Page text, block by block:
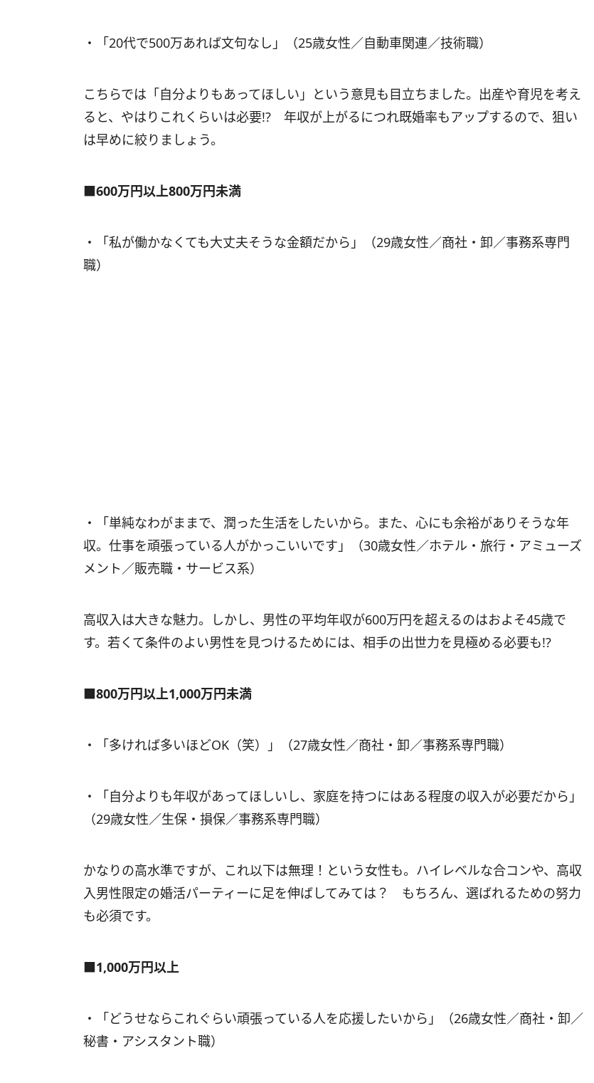
・「20代で500万あれば文句なし」（25歳女性／自動車関連／技術職）
こちらでは「自分よりもあってほしい」という意見も目立ちました。出産や育児を考え
ると、やはりこれくらいは必要!? 年収が上がるにつれ既婚率もアップするので、狙い
は早めに絞りましょう。
■600万円以上800万円未満
・「私が働かなくても大丈夫そうな金額だから」（29歳女性／商社・卸／事務系専門
職）
・「単純なわがままで、潤った生活をしたいから。また、心にも余裕がありそうな年
収。仕事を頑張っている人がかっこいいです」（30歳女性／ホテル・旅行・アミューズ
メント／販売職・サービス系）
高収入は大きな魅力。しかし、男性の平均年収が600万円を超えるのはおよそ45歳で
す。若くて条件のよい男性を見つけるためには、相手の出世力を見極める必要も!?
■800万円以上1,000万円未満
・「多ければ多いほどOK（笑）」（27歳女性／商社・卸／事務系専門職）
・「自分よりも年収があってほしいし、家庭を持つにはある程度の収入が必要だから」
（29歳女性／生保・損保／事務系専門職）
かなりの高水準ですが、これ以下は無理！という女性も。ハイレベルな合コンや、高収
入男性限定の婚活パーティーに足を伸ばしてみては？ もちろん、選ばれるための努力
も必須です。
■1,000万円以上
・「どうせならこれぐらい頑張っている人を応援したいから」（26歳女性／商社・卸／
秘書・アシスタント職）